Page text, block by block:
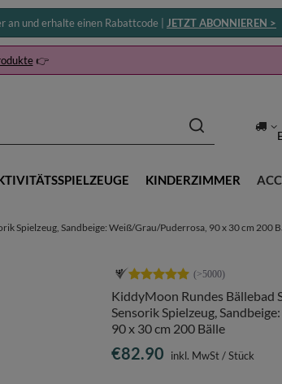
und erhalte einen Rabattcode | JETZT ABONNIEREN >
👉
KINDERZIMMER
Spielzeug, Sandbeige: Weiß/Grau/Puderrosa, 90 x 30 cm 200
KiddyMoon Rundes Bällebad
Sensorik Spielzeug,
90 x 30 cm 200 Bälle
€82.90 inkl. MwSt/Stück